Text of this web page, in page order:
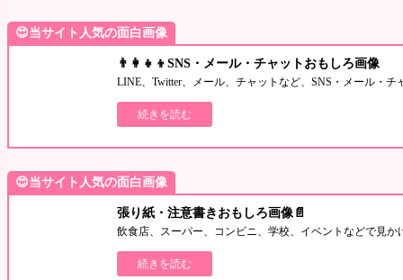
😍当サイト人気の面白画像
👨‍👩‍👧‍👦SNS・メール・チャットおもしろ画像
LINE、Twitter、メール、チャットなど、SNS・メール・
続きを読む
😍当サイト人気の面白画像
張り紙・注意書きおもしろ画像📄
飲食店、スーパー、コンビニ、学校、イベントなどで見
続きを読む